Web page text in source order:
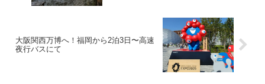
大阪関西万博へ！福岡から2泊3日〜高速
夜行バスにて